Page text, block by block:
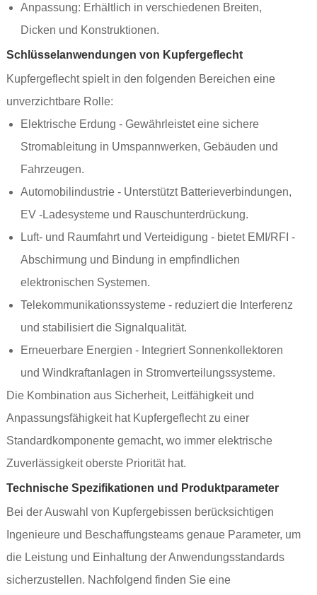
Anpassung: Erhältlich in verschiedenen Breiten,
Dicken und Konstruktionen.
Schlüsselanwendungen von Kupfergeflecht
Kupfergeflecht spielt in den folgenden Bereichen eine
unverzichtbare Rolle:
Elektrische Erdung - Gewährleistet eine sichere
Stromableitung in Umspannwerken, Gebäuden und
Fahrzeugen.
Automobilindustrie - Unterstützt Batterieverbindungen,
EV -Ladesysteme und Rauschunterdrückung.
Luft- und Raumfahrt und Verteidigung - bietet EMI/RFI -
Abschirmung und Bindung in empfindlichen
elektronischen Systemen.
Telekommunikationssysteme - reduziert die Interferenz
und stabilisiert die Signalqualität.
Erneuerbare Energien - Integriert Sonnenkollektoren
und Windkraftanlagen in Stromverteilungssysteme.
Die Kombination aus Sicherheit, Leitfähigkeit und
Anpassungsfähigkeit hat Kupfergeflecht zu einer
Standardkomponente gemacht, wo immer elektrische
Zuverlässigkeit oberste Priorität hat.
Technische Spezifikationen und Produktparameter
Bei der Auswahl von Kupfergebissen berücksichtigen
Ingenieure und Beschaffungsteams genaue Parameter, um
die Leistung und Einhaltung der Anwendungsstandards
sicherzustellen. Nachfolgend finden Sie eine